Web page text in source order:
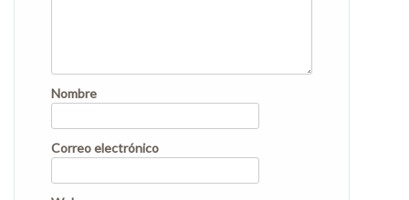
Nombre
Correo electrónico